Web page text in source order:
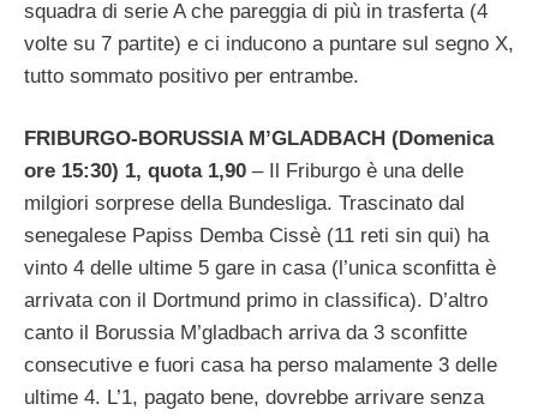
squadra di serie A che pareggia di più in trasferta (4
volte su 7 partite) e ci inducono a puntare sul segno X,
tutto sommato positivo per entrambe.
FRIBURGO-BORUSSIA M’GLADBACH (Domenica
ore 15:30) 1, quota 1,90 – Il Friburgo è una delle
milgiori sorprese della Bundesliga. Trascinato dal
senegalese Papiss Demba Cissè (11 reti sin qui) ha
vinto 4 delle ultime 5 gare in casa (l’unica sconfitta è
arrivata con il Dortmund primo in classifica). D’altro
canto il Borussia M’gladbach arriva da 3 sconfitte
consecutive e fuori casa ha perso malamente 3 delle
ultime 4. L’1, pagato bene, dovrebbe arrivare senza